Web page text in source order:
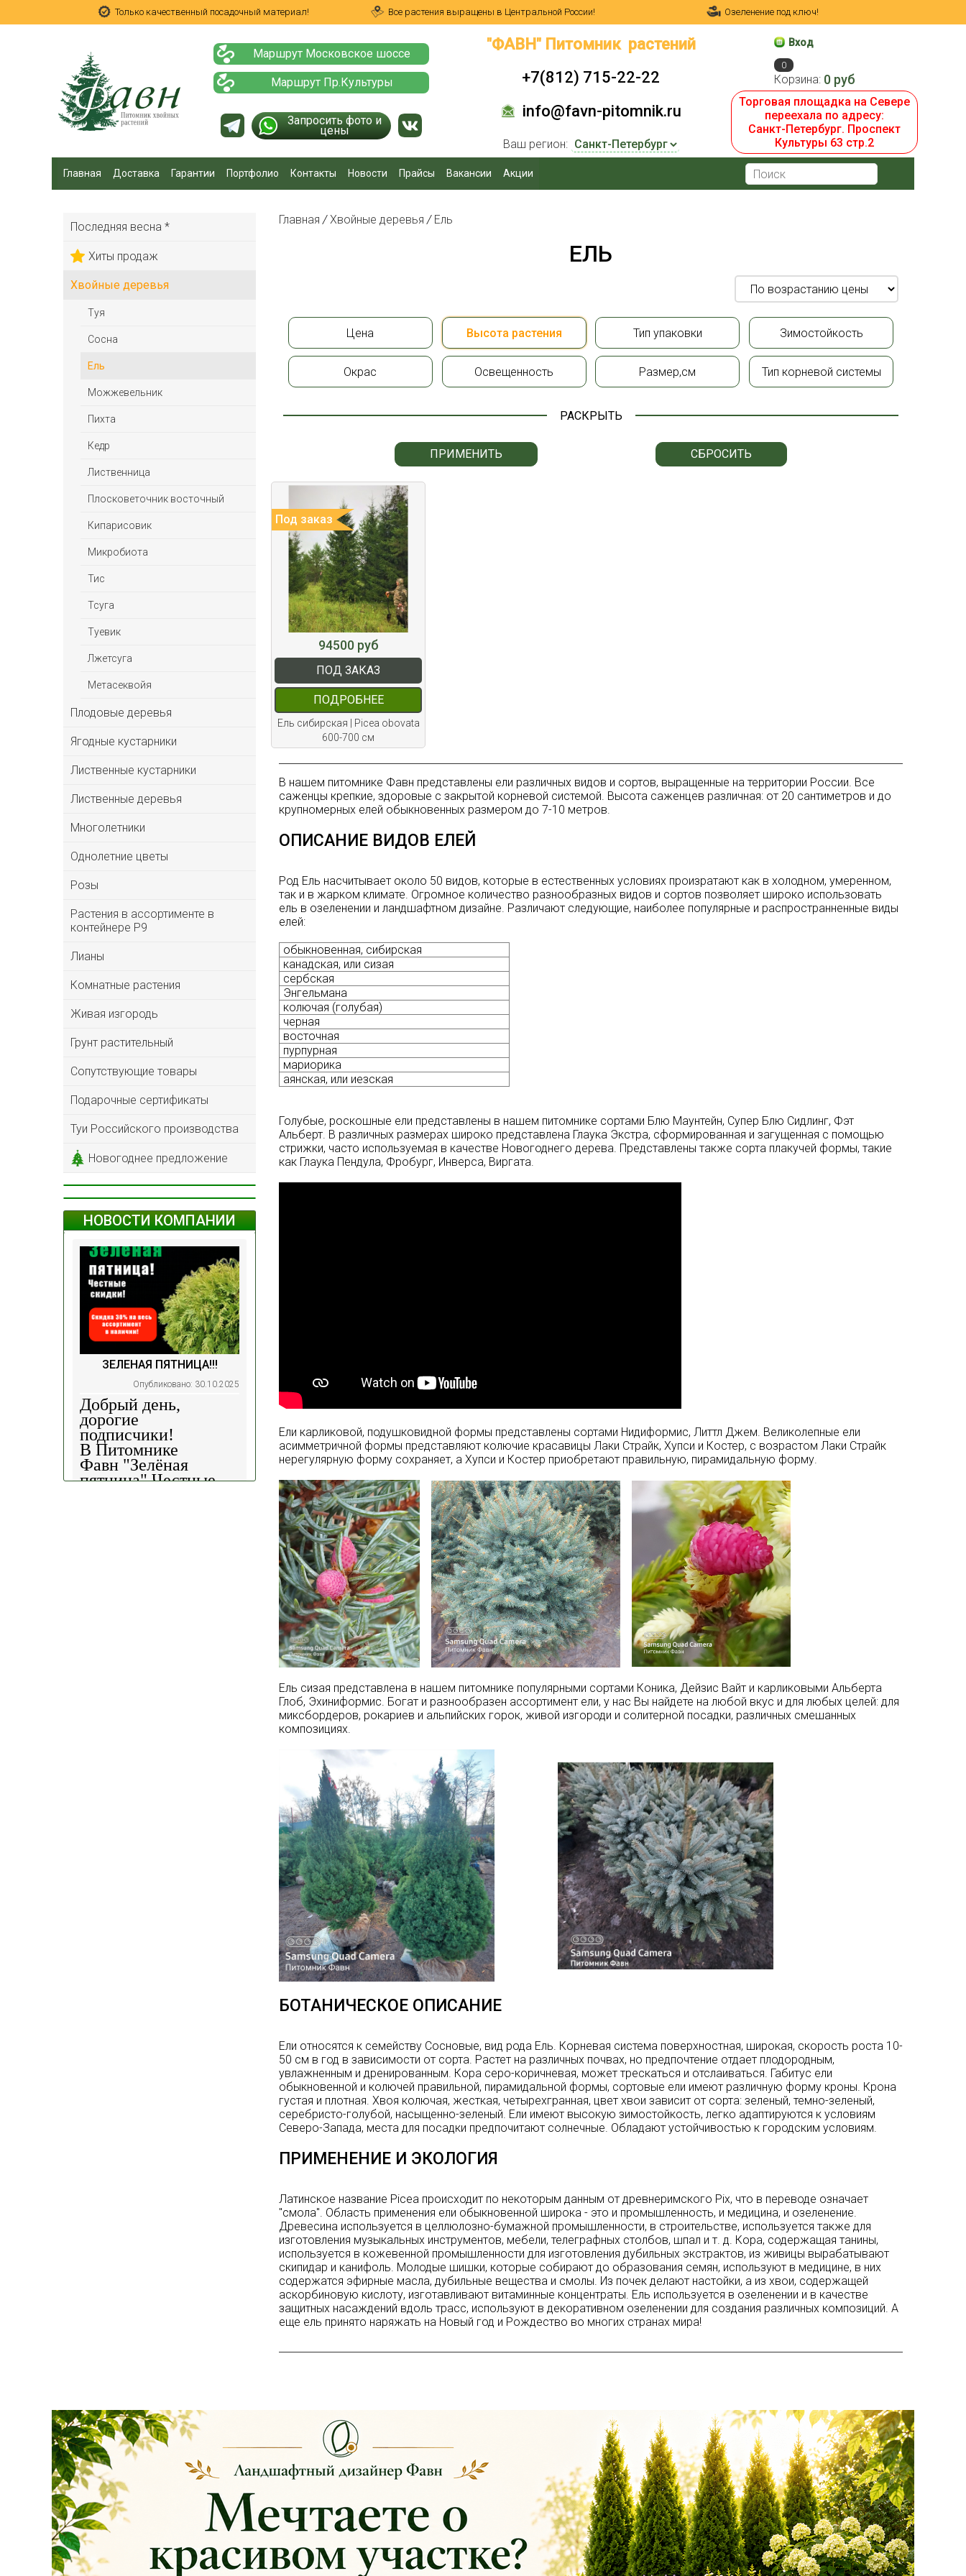
Только качественный посадочный материал! Все растения выращены в Центральной России! Озеленение под ключ!
Маршрут Московское шоссе
Маршрут Пр.Культуры
Запросить фото и
цены
"ФАВН" Питомник растений
+7(812) 715-22-22
info@favn-pitomnik.ru
Ваш регион:
Вход
0
Корзина: 0 руб
Торговая площадка на Севере
переехала по адресу:
Санкт-Петербург. Проспект
Культуры 63 стр.2
Главная Доставка Гарантии Портфолио Контакты Новости Прайсы Вакансии Акции
Последняя весна *
Хиты продаж
Хвойные деревья
Туя
Сосна
Ель
Можжевельник
Пихта
Кедр
Лиственница
Плосковеточник восточный
Кипарисовик
Микробиота
Тис
Тсуга
Туевик
Лжетсуга
Метасеквойя
Плодовые деревья
Ягодные кустарники
Лиственные кустарники
Лиственные деревья
Многолетники
Однолетние цветы
Розы
Растения в ассортименте в
контейнере P9
Лианы
Комнатные растения
Живая изгородь
Грунт растительный
Сопутствующие товары
Подарочные сертификаты
Туи Российского производства
Новогоднее предложение
НОВОСТИ КОМПАНИИ
ЗЕЛЕНАЯ ПЯТНИЦА!!!
Опубликовано: 30.10.2025
Добрый день,
дорогие
подписчики!
В Питомнике
Фавн "Зелёная
пятница".Честные
Главная / Хвойные деревья / Ель
ЕЛЬ
Цена Высота растения Тип упаковки Зимостойкость
Окрас Освещенность Размер,см Тип корневой системы
РАСКРЫТЬ
ПРИМЕНИТЬ СБРОСИТЬ
Под заказ
94500 руб
ПОД ЗАКАЗ
ПОДРОБНЕЕ
Ель сибирская | Picea obovata
600-700 см
В нашем питомнике Фавн представлены ели различных видов и сортов, выращенные на территории России. Все
саженцы крепкие, здоровые с закрытой корневой системой. Высота саженцев различная: от 20 сантиметров и до
крупномерных елей обыкновенных размером до 7-10 метров.
ОПИСАНИЕ ВИДОВ ЕЛЕЙ
Род Ель насчитывает около 50 видов, которые в естественных условиях произратают как в холодном, умеренном,
так и в жарком климате. Огромное количество разнообразных видов и сортов позволяет широко использовать
ель в озеленении и ландшафтном дизайне. Различают следующие, наиболее популярные и распространненные виды
елей:
обыкновенная, сибирская
канадская, или сизая
сербская
Энгельмана
колючая (голубая)
черная
восточная
пурпурная
мариорика
аянская, или иезская
Голубые, роскошные ели представлены в нашем питомнике сортами Блю Маунтейн, Супер Блю Сидлинг, Фэт
Альберт. В различных размерах широко представлена Глаука Экстра, сформированная и загущенная с помощью
стрижки, часто используемая в качестве Новогоднего дерева. Представлены также сорта плакучей формы, такие
как Глаука Пендула, Фробург, Инверса, Виргата.
Ели карликовой, подушковидной формы представлены сортами Нидиформис, Литтл Джем. Великолепные ели
асимметричной формы представляют колючие красавицы Лаки Страйк, Хупси и Костер, с возрастом Лаки Страйк
нерегулярную форму сохраняет, а Хупси и Костер приобретают правильную, пирамидальную форму.
Ель сизая представлена в нашем питомнике популярными сортами Коника, Дейзис Вайт и карликовыми Альберта
Глоб, Эхиниформис. Богат и разнообразен ассортимент ели, у нас Вы найдете на любой вкус и для любых целей: для
миксбордеров, рокариев и альпийских горок, живой изгороди и солитерной посадки, различных смешанных
композициях.
БОТАНИЧЕСКОЕ ОПИСАНИЕ
Ели относятся к семейству Сосновые, вид рода Ель. Корневая система поверхностная, широкая, скорость роста 10-
50 см в год в зависимости от сорта. Растет на различных почвах, но предпочтение отдает плодородным,
увлажненным и дренированным. Кора серо-коричневая, может трескаться и отслаиваться. Габитус ели
обыкновенной и колючей правильной, пирамидальной формы, сортовые ели имеют различную форму кроны. Крона
густая и плотная. Хвоя колючая, жесткая, четырехгранная, цвет хвои зависит от сорта: зеленый, темно-зеленый,
серебристо-голубой, насыщенно-зеленый. Ели имеют высокую зимостойкость, легко адаптируются к условиям
Северо-Запада, места для посадки предпочитают солнечные. Обладают устойчивостью к городским условиям.
ПРИМЕНЕНИЕ И ЭКОЛОГИЯ
Латинское название Picea происходит по некоторым данным от древнеримского Pix, что в переводе означает
"смола". Область применения ели обыкновенной широка - это и промышленность, и медицина, и озеленение.
Древесина используется в целлюлозно-бумажной промышленности, в строительстве, используется также для
изготовления музыкальных инструментов, мебели, телеграфных столбов, шпал и т. д. Кора, содержащая танины,
используется в кожевенной промышленности для изготовления дубильных экстрактов, из живицы вырабатывают
скипидар и канифоль. Молодые шишки, которые собирают до образования семян, используют в медицине, в них
содержатся эфирные масла, дубильные вещества и смолы. Из почек делают настойки, а из хвои, содержащей
аскорбиновую кислоту, изготавливают витаминные концентраты. Ель используется в озеленении и в качестве
защитных насаждений вдоль трасс, используют в декоративном озеленении для создания различных композиций. А
еще ель принято наряжать на Новый год и Рождество во многих странах мира!